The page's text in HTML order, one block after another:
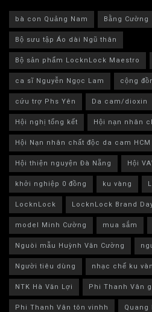
bà con Quảng Nam
Bằng Cường
Bộ sưu tập Áo dài Ngũ thân
Bộ sản phẩm LocknLock Maestro
ca sĩ Nguyễn Ngọc Lam
cộng
cứu trợ Phs Yên
Da cam/dioxin
Hội nghị tổng kết
Hội nạn nhân
Hội Nạn nhân chất độc da cam HCM
Hội thiện nguyện Đà Nẵng
Hội
khởi nghiệp 0 đồng
ku vàng
LocknLock
LocknLock Brand
model Minh Cường
mua sắm
Nguòi mẫu Huỳnh Văn Cường
Người tiêu dùng
nhạc chế ku
NTK Hà Văn Lợi
Phi Thanh Vân
Phi Thanh Vân tôn vinhh
Quang